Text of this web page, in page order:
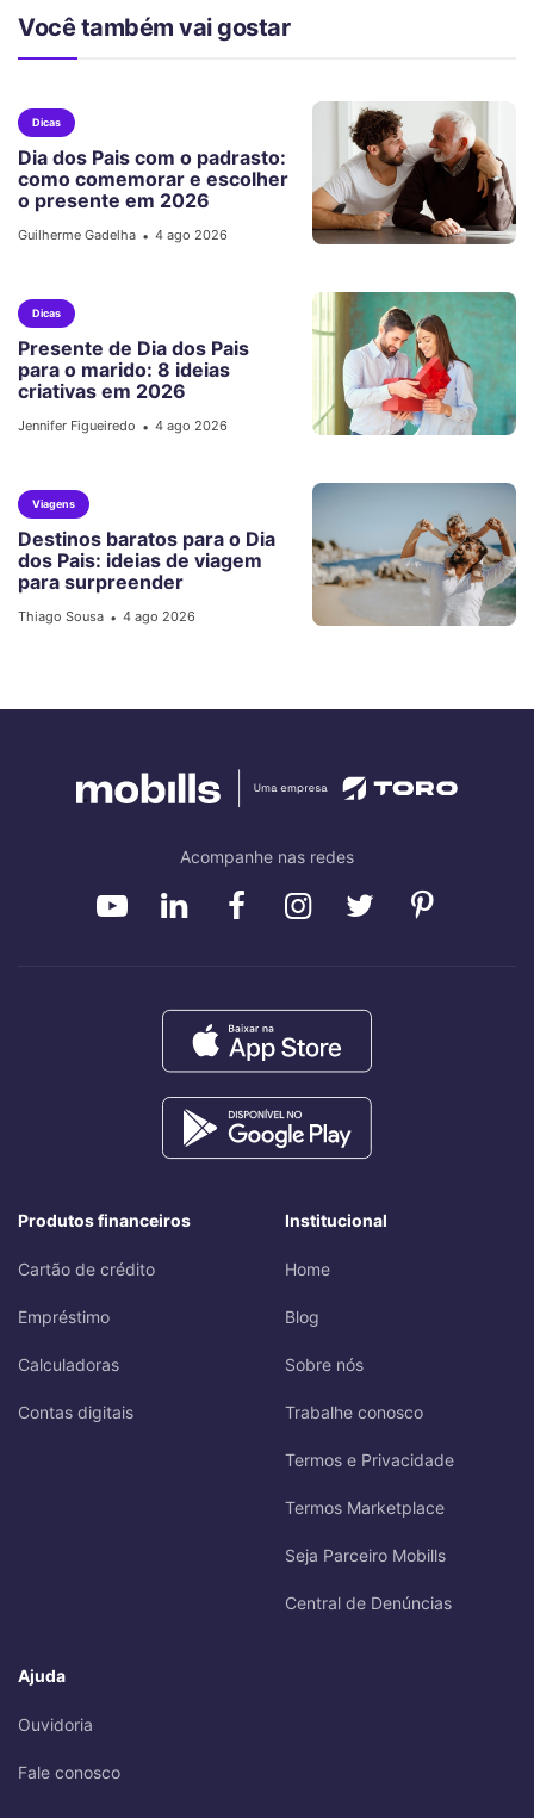
Você também vai gostar
Dicas
Dia dos Pais com o padrasto:
como comemorar e escolher
o presente em 2026
Guilherme Gadelha • 4 ago 2026
Dicas
Presente de Dia dos Pais
para o marido: 8 ideias
criativas em 2026
Jennifer Figueiredo • 4 ago 2026
Viagens
Destinos baratos para o Dia
dos Pais: ideias de viagem
para surpreender
Thiago Sousa • 4 ago 2026
Acompanhe nas redes
Produtos financeiros
Cartão de crédito
Empréstimo
Calculadoras
Contas digitais
Institucional
Home
Blog
Sobre nós
Trabalhe conosco
Termos e Privacidade
Termos Marketplace
Seja Parceiro Mobills
Central de Denúncias
Ajuda
Ouvidoria
Fale conosco